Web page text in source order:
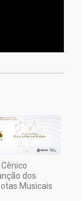
dos
Musicais